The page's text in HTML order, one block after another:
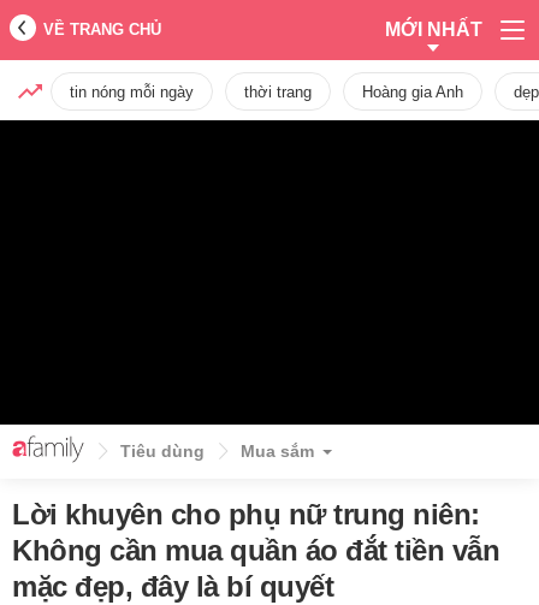
VỀ TRANG CHỦ MỚI NHẤT
tin nóng mỗi ngày thời trang Hoàng gia Anh dẹp
Tiêu dùng Mua sắm
Lời khuyên cho phụ nữ trung niên:
Không cần mua quần áo đắt tiền vẫn
mặc đẹp, đây là bí quyết